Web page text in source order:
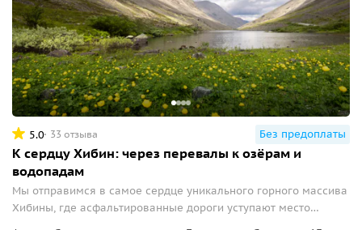
5.0 33 отзыва Без предоплаты
К сердцу Хибин: через перевалы к озёрам и
водопадам
Мы отправимся в самое сердце уникального горного массива
Хибины, где асфальтированные дороги уступают место